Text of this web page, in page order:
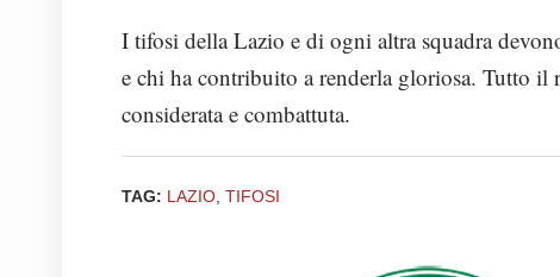
I tifosi della Lazio e di ogni altra squadra
e chi ha contribuito a renderla gloriosa. Tutto il
considerata e combattuta.
TAG: LAZIO TIFOSI